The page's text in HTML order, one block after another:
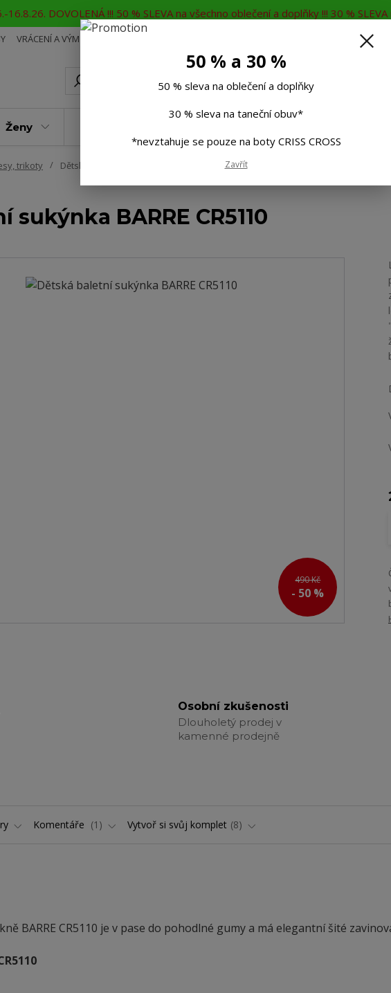
16.8.26. DOVOLENÁ !!! 50 % SLEVA na všechno oblečení a doplňky !!! 30 %
VRÁCENÍ A VÝMĚNA Rádi Vám poradíme
Ženy
trikoty Dětská baletní sukýnka BARRE CR5110
BARRE CR5110
490 Kč
- 50 %
Osobní zkušenosti
Dlouholetý prodej v
kamenné prodejně
Komentáře 1 Vytvoř si svůj komplet 8
BARRE CR5110 je v pase do pohodlné gumy a má elegantní šité
50 % a 30 %
50 % sleva na oblečení a doplňky
30 % sleva na taneční obuv*
*nevztahuje se pouze na boty CRISS CROSS
Zavřít